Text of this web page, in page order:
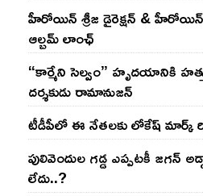
హీరోయిన్ శ్రీజ డైరెక్ష‌న్ &
ఆల్బమ్ లాంఛ్
“కార్మేని సెల్వం” హృదయానికి
దర్శకుడు రామానుజన్
టీడీపీలో ఈ నేత‌ల‌కు లోకేష్ మార్క్
పులివెందుల గ‌డ్డ ఎప్ప‌ట‌కీ జ‌గ‌న్
లేదు..?